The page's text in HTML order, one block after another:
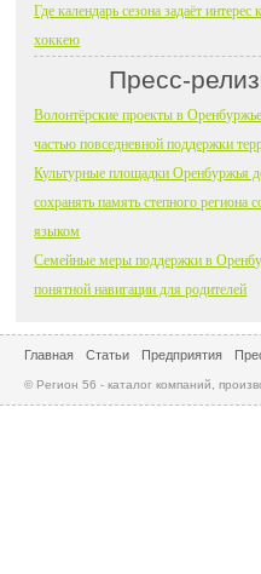
Где календарь сезона задаёт
хоккею
Пресс-
Волонтёрские проекты в
частью повседневной поддержки
Культурные площадки Оренбуржья
сохранять память степного региона
языком
Семейные меры поддержки в
понятной навигации для родителей
Главная Статьи Предприятия
© Регион 56 - каталог компаний,